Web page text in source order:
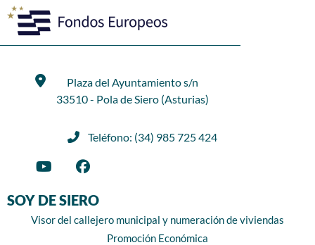
Plaza del Ayuntamiento s/n
33510 - Pola de Siero (Asturias)
Teléfono: (34) 985 725 424
SOY DE SIERO
Visor del callejero municipal y numeración de viviendas
Promoción Económica